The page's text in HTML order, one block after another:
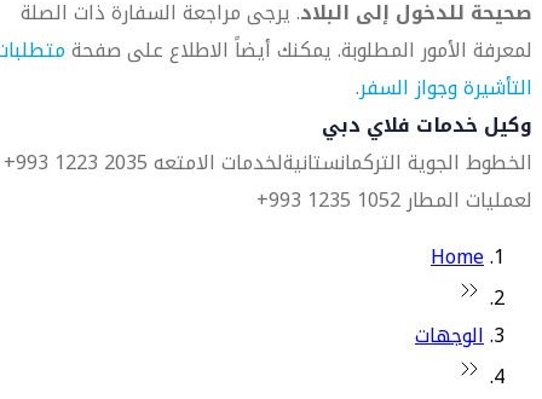
صحيحة للدخول إلى البلاد. يرجى مراجعة السفارة ذات الصلة
لمعرفة الأمور المطلوبة. يمكنك أيضاً الاطلاع على صفحة
التأشيرة وجواز السفر.
وكيل خدمات فلاي دبي
الخطوط الجوية التركمانستانيةلخدمات الامتعه 2035 1223 993+
لعمليات المطار 1052 1235 993+
Home
الوجهات